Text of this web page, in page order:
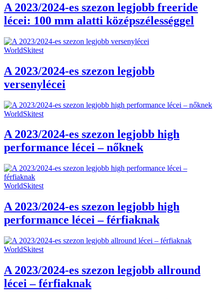
A 2023/2024-es szezon legjobb freeride
lécei: 100 mm alatti középszélességgel
WorldSkitest
A 2023/2024-es szezon legjobb
versenylécei
WorldSkitest
A 2023/2024-es szezon legjobb high
performance lécei – nőknek
WorldSkitest
A 2023/2024-es szezon legjobb high
performance lécei – férfiaknak
WorldSkitest
A 2023/2024-es szezon legjobb allround
lécei – férfiaknak